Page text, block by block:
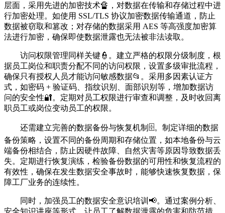
层面，采用先进的加密技术🔏，对数据在传输和存储过程中进
行加密处理。如使用 SSL/TLS 协议加密数据传输通道，防止
数据被窃取和篡改；对存储的数据采用 AES 等高强度加密算
法进行加密，确保即使数据泄露也无法被非法读取。
访问权限管理同样关键👮。建立严格的权限分级制度，根
据员工岗位和职责分配不同的访问权限，设置多级审批流程，
确保只有授权人员才能访问敏感数据📂。采用多因素认证方
式，如密码 + 验证码、指纹识别、面部识别等，增加数据访
问的安全性🔐。定期对员工权限进行审查和调整，及时收回离
职员工或岗位变动员工的权限。
还需建立完善的数据备份与恢复机制🗄️。制定详细的数据
备份策略，设置不同的备份周期和存储位置，如本地备份与云
端备份相结合，防止因硬件故障、自然灾害等原因导致数据丢
失。定期进行恢复演练，检验备份数据的可用性和恢复流程的
有效性，确保在发生数据安全事故时，能够快速恢复数据，保
障工厂业务的连续性。
同时，加强员工的数据安全意识培训📢。通过案例分析、